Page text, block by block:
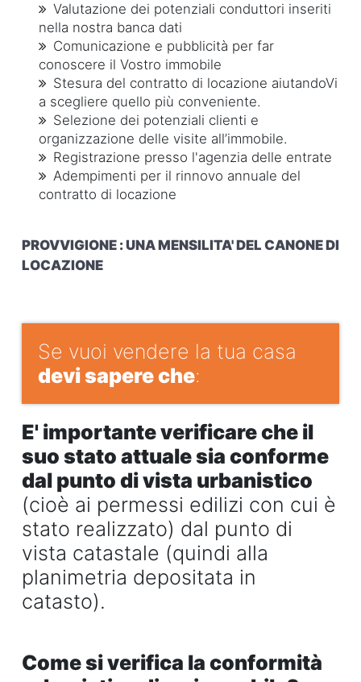
Valutazione dei potenziali conduttori inseriti
nella nostra banca dati
Comunicazione e pubblicità per far
conoscere il Vostro immobile
Stesura del contratto di locazione aiutandoVi
a scegliere quello più conveniente.
Selezione dei potenziali clienti e
organizzazione delle visite all’immobile.
Registrazione presso l'agenzia delle entrate
Adempimenti per il rinnovo annuale del
contratto di locazione
PROVVIGIONE : UNA MENSILITA' DEL CANONE DI
LOCAZIONE
Se vuoi vendere la tua casa
devi sapere che:
E' importante verificare che il
suo stato attuale sia conforme
dal punto di vista urbanistico
(cioè ai permessi edilizi con cui è
stato realizzato) dal punto di
vista catastale (quindi alla
planimetria depositata in
catasto).
Come si verifica la conformità